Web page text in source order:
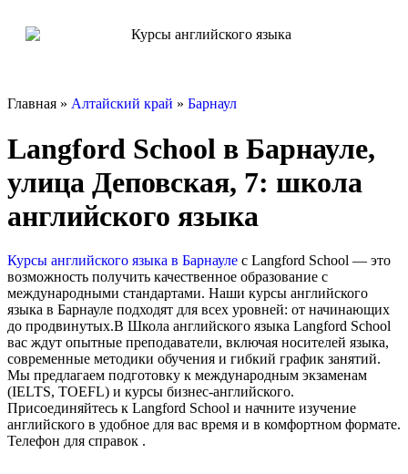
Главная » Алтайский край » Барнаул
Langford School в Барнауле,
улица Деповская, 7: школа
английского языка
Курсы английского языка в Барнауле с Langford School — это
возможность получить качественное образование с
международными стандартами. Наши курсы английского
языка в Барнауле подходят для всех уровней: от начинающих
до продвинутых.В Школа английского языка Langford School
вас ждут опытные преподаватели, включая носителей языка,
современные методики обучения и гибкий график занятий.
Мы предлагаем подготовку к международным экзаменам
(IELTS, TOEFL) и курсы бизнес-английского.
Присоединяйтесь к Langford School и начните изучение
английского в удобное для вас время и в комфортном формате.
Телефон для справок .